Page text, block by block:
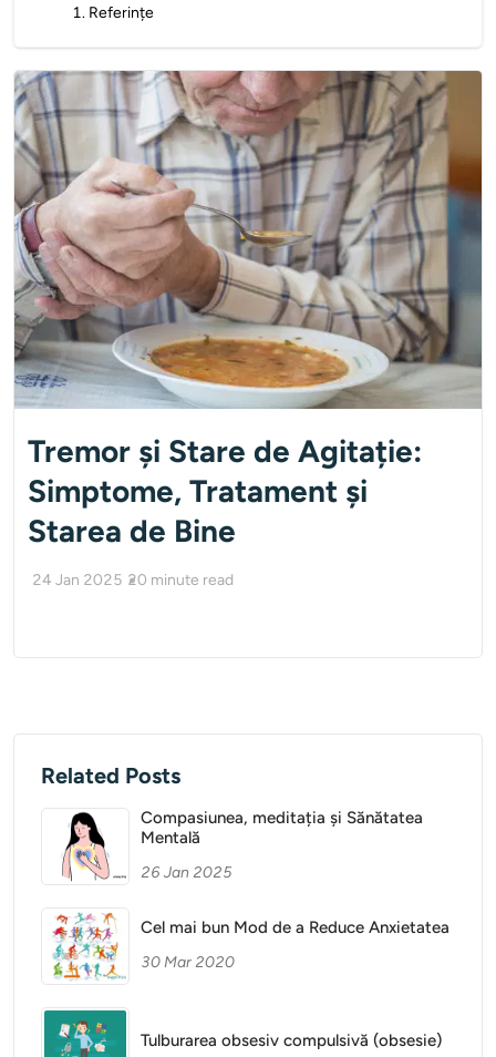
1. Referințe
Tremor și Stare de Agitație:
Simptome, Tratament și
Starea de Bine
24 Jan 2025 20 minute read
Related Posts
Compasiunea, meditația și Sănătatea
Mentală
26 Jan 2025
Cel mai bun Mod de a Reduce Anxietatea
30 Mar 2020
Tulburarea obsesiv compulsivă (obsesie)